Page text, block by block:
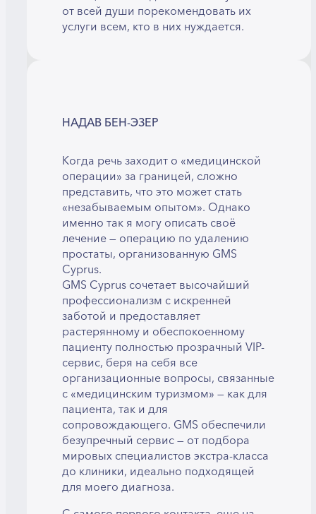
от всей души порекомендовать их
услуги всем, кто в них нуждается.
НАДАВ БЕН-ЭЗЕР
Когда речь заходит о «медицинской
операции» за границей, сложно
представить, что это может стать
«незабываемым опытом». Однако
именно так я могу описать своё
лечение — операцию по удалению
простаты, организованную GMS
Cyprus.
GMS Cyprus сочетает высочайший
профессионализм с искренней
заботой и предоставляет
растерянному и обеспокоенному
пациенту полностью прозрачный VIP-
сервис, беря на себя все
организационные вопросы, связанные
с «медицинским туризмом» — как для
пациента, так и для
сопровождающего. GMS обеспечили
безупречный сервис — от подбора
мировых специалистов экстра-класса
до клиники, идеально подходящей
для моего диагноза.